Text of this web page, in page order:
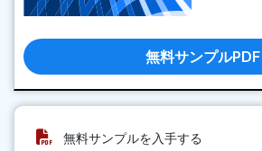
無料サンプルPDF
無料サンプルを入手する